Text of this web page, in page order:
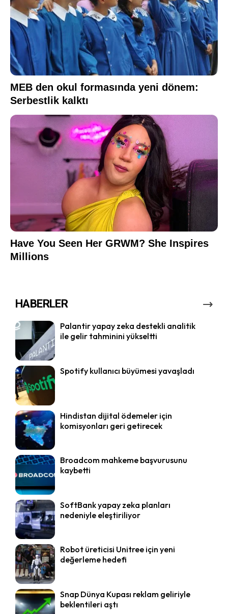
HABERLER
Palantir yapay zeka destekli analitik
ile gelir tahminini yükseltti
Spotify kullanıcı büyümesi yavaşladı
Hindistan dijital ödemeler için
komisyonları geri getirecek
Broadcom mahkeme başvurusunu
kaybetti
SoftBank yapay zeka planları
nedeniyle eleştiriliyor
Robot üreticisi Unitree için yeni
değerleme hedefi
Snap Dünya Kupası reklam geliriyle
beklentileri aştı